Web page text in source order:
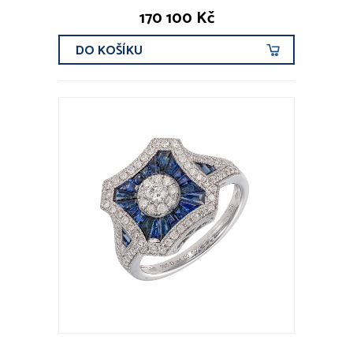
170 100 Kč
DO KOŠÍKU